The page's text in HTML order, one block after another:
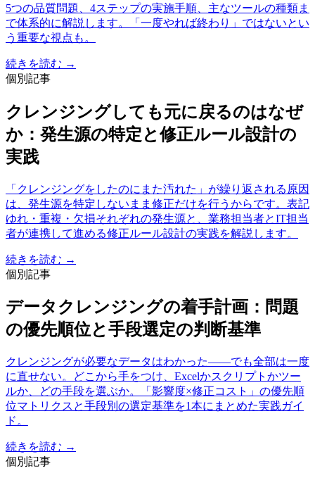
5つの品質問題、4ステップの実施手順、主なツールの種類ま
で体系的に解説します。「一度やれば終わり」ではないとい
う重要な視点も。
続きを読む →
個別記事
クレンジングしても元に戻るのはなぜ
か：発生源の特定と修正ルール設計の
実践
「クレンジングをしたのにまた汚れた」が繰り返される原因
は、発生源を特定しないまま修正だけを行うからです。表記
ゆれ・重複・欠損それぞれの発生源と、業務担当者とIT担当
者が連携して進める修正ルール設計の実践を解説します。
続きを読む →
個別記事
データクレンジングの着手計画：問題
の優先順位と手段選定の判断基準
クレンジングが必要なデータはわかった——でも全部は一度
に直せない。どこから手をつけ、Excelかスクリプトかツー
ルか、どの手段を選ぶか。「影響度×修正コスト」の優先順
位マトリクスと手段別の選定基準を1本にまとめた実践ガイ
ド。
続きを読む →
個別記事